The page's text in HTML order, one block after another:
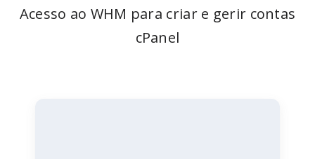
Acesso ao WHM para criar e gerir contas
cPanel